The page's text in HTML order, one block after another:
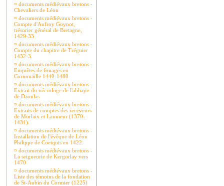
¤ documents médiévaux bretons -
Chevaliers de Léon
¤ documents médiévaux bretons -
Compte d'Aufroy Guynot,
trésorier général de Bretagne,
1429-33
¤ documents médiévaux bretons -
Compte du chapitre de Tréguier
1432-3.
¤ documents médiévaux bretons -
Enquêtes de fouages en
Cornouaille 1440-1480
¤ documents médiévaux bretons -
Extrait du nécrologe de l'abbaye
de Daoulas
¤ documents médiévaux bretons -
Extraits de comptes des receveurs
de Morlaix et Lanmeur (1370-
1431).
¤ documents médiévaux bretons -
Installation de l'évêque de Léon
Philippe de Coetquis en 1422.
¤ documents médiévaux bretons -
La seigneurie de Kergorlay vers
1470
¤ documents médiévaux bretons -
Liste des témoins de la fondation
de St-Aubin du Cormier (1225)